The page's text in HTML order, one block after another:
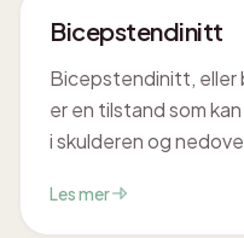
Bicepstendinitt
Bicepstendinitt, eller
er en tilstand som
i skulderen og
redusere
Les mer